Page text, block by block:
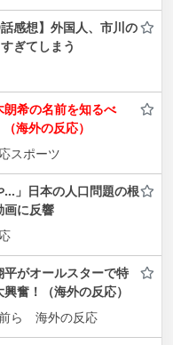
感想】外国人、市川の
ぎてしまう
希の名前を知るべ
海外の反応）
スポーツ
…」日本の人口問題の根
画に反響
がオールスターで特
奮！（海外の反応）
ら 海外の反応